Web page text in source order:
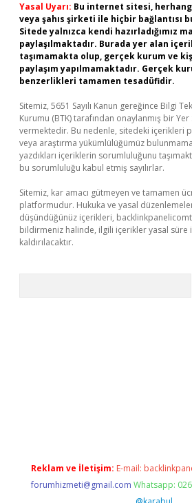
Yasal Uyarı: Bu internet sitesi,
veya şahıs şirketi ile hiçbir bağlantısı
Sitede yalnızca kendi hazırladığımız
paylaşılmaktadır. Burada yer alan
taşımamakta olup, gerçek kurum ve
paylaşım yapılmamaktadır. Gerçek
benzerlikleri tamamen tesadüfidir.
Sitemiz, 5651 Sayılı Kanun gereğince Bilgi
Kurumu (BTK) tarafından onaylanmış bir Yer
vermektedir. Bu nedenle, sitedeki içerikleri
veya araştırma yükümlülüğümüz
yazdıkları içeriklerin sorumluluğunu
bu sorumluluğu kabul etmiş sayılırlar.
Sitemiz, kar amacı gütmeyen ve tamamen
platformudur. Hukuka ve yasal
düşündüğünüz içerikleri,
bildirmeniz halinde, ilgili içerikler yasal süre
kaldırılacaktır.
Reklam ve İletişim: E-mail:
forumhizmeti@gmail.com Whatsapp: